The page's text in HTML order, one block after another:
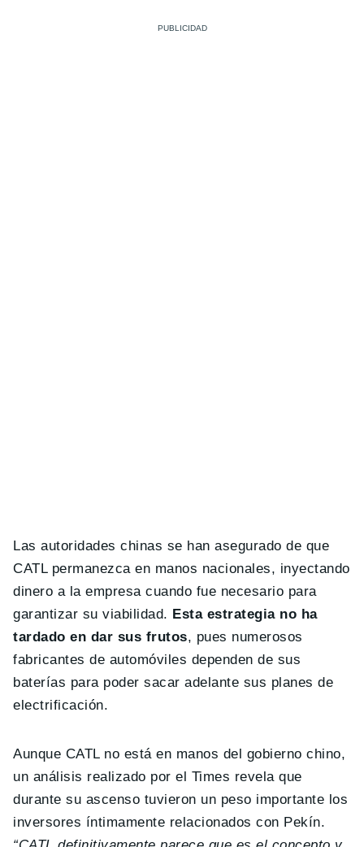
Las autoridades chinas se han asegurado de que
CATL permanezca en manos nacionales, inyectando
dinero a la empresa cuando fue necesario para
garantizar su viabilidad. Esta estrategia no ha
tardado en dar sus frutos, pues numerosos
fabricantes de automóviles dependen de sus
baterías para poder sacar adelante sus planes de
electrificación.
Aunque CATL no está en manos del gobierno chino,
un análisis realizado por el Times revela que
durante su ascenso tuvieron un peso importante los
inversores íntimamente relacionados con Pekín.